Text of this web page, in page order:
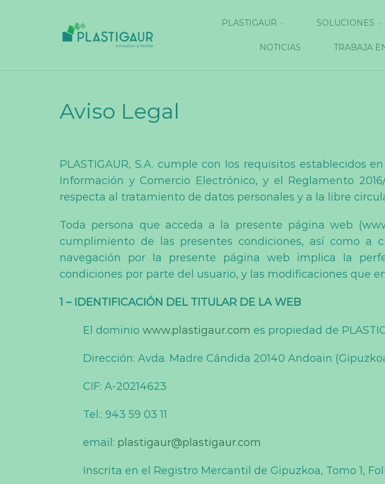
PLASTIGAUR SOLUCIONES
NOTICIAS TRABAJA
Aviso Legal
PLASTIGAUR, S.A. cumple con los requisitos establecidos
Información y Comercio Electrónico, y el Reglamento
respecta al tratamiento de datos personales y a la libre
Toda persona que acceda a la presente página web
cumplimiento de las presentes condiciones, así como a
navegación por la presente página web implica la
condiciones por parte del usuario, y las modificaciones que
1 – IDENTIFICACIÓN DEL TITULAR DE LA WEB
El dominio www.plastigaur.com es propiedad de
Dirección: Avda. Madre Cándida 20140 Andoain
CIF: A-20214623
Tel.: 943 59 03 11
email: plastigaur@plastigaur.com
Inscrita en el Registro Mercantil de Gipuzkoa, Tomo 1,